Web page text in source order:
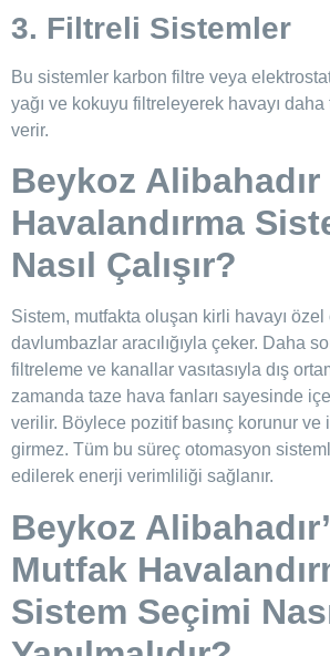
3. Filtreli Sistemler
Bu sistemler karbon filtre veya
yağı ve kokuyu filtreleyerek havayı daha
verir.
Beykoz
Havalandırma
Nasıl Çalışır?
Sistem, mutfakta oluşan kirli havayı özel
davlumbazlar aracılığıyla çeker. Daha
filtreleme ve kanallar vasıtasıyla dış
zamanda taze hava fanları sayesinde
verilir. Böylece pozitif basınç korunur ve
girmez. Tüm bu süreç otomasyon
edilerek enerji verimliliği sağlanır.
Beykoz
Mutfak
Sistem Seçimi